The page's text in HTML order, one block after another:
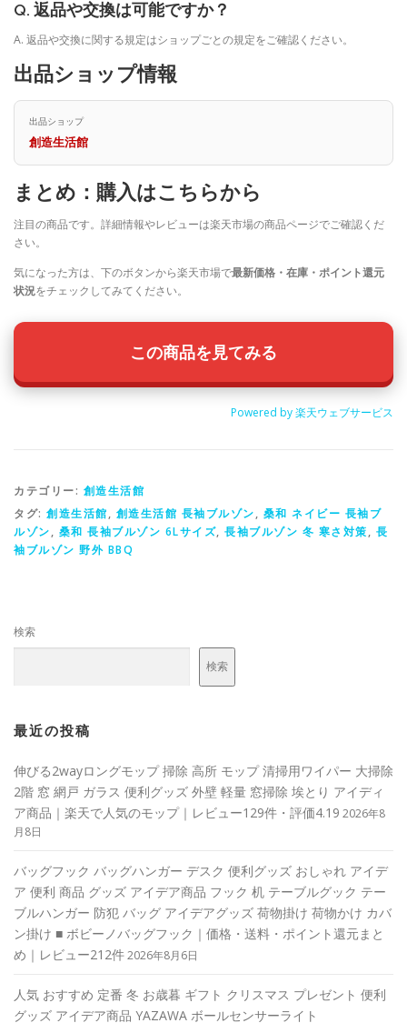
Q. 返品や交換は可能ですか？
A. 返品や交換に関する規定はショップごとの規定をご確認ください。
出品ショップ情報
出品ショップ
創造生活館
まとめ：購入はこちらから
注目の商品です。詳細情報やレビューは楽天市場の商品ページでご確認くだ
さい。
気になった方は、下のボタンから楽天市場で最新価格・在庫・ポイント還元
状況をチェックしてみてください。
この商品を見てみる
Powered by 楽天ウェブサービス
カテゴリー: 創造生活館
タグ: 創造生活館, 創造生活館 長袖ブルゾン, 桑和 ネイビー 長袖ブ
ルゾン, 桑和 長袖ブルゾン 6Lサイズ, 長袖ブルゾン 冬 寒さ対策, 長
袖ブルゾン 野外 BBQ
検索
検索
最近の投稿
伸びる2wayロングモップ 掃除 高所 モップ 清掃用ワイパー 大掃除
2階 窓 網戸 ガラス 便利グッズ 外壁 軽量 窓掃除 埃とり アイディ
ア商品｜楽天で人気のモップ｜レビュー129件・評価4.19 2026年8
月8日
バッグフック バッグハンガー デスク 便利グッズ おしゃれ アイデ
ア 便利 商品 グッズ アイデア商品 フック 机 テーブルグック テー
ブルハンガー 防犯 バッグ アイデアグッズ 荷物掛け 荷物かけ カバ
ン掛け ■ ボビーノバッグフック｜価格・送料・ポイント還元まと
め｜レビュー212件2026年8月6日
人気 おすすめ 定番 冬 お歳暮 ギフト クリスマス プレゼント 便利
グッズ アイデア商品 YAZAWA ボールセンサーライト